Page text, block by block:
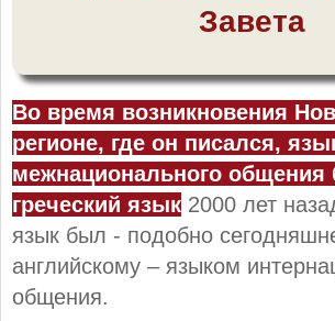
Завета
Во время возникновения
регионе, где он писался,
межнационального общения
греческий язык 2000 лет
язык был - подобно
английскому – языком
общения.